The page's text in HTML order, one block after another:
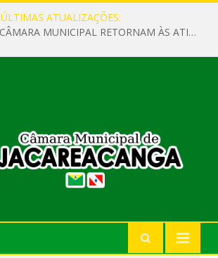
ÚLTIMAS ATUALIZAÇÕES:
SERVIDORES DA CÂMARA MUNICIPAL RETORNAM ÀS ATIVIDADES APÓS O RECESSO PARLAMENTAR